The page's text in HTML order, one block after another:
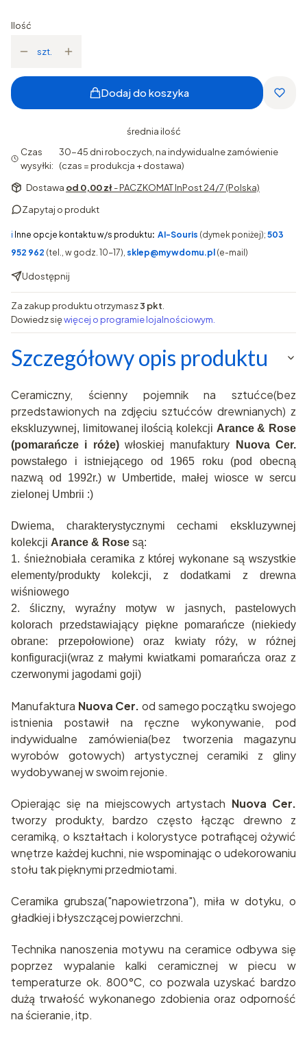
Ilość
szt.
Dodaj do koszyka
średnia ilość
Czas
wysyłki:
30-45 dni roboczych, na indywidualne zamówienie
(czas = produkcja + dostawa)
Dostawa od 0,00 zł- PACZKOMAT InPost 24/7 (Polska)
Zapytaj o produkt
ℹ️ Inne opcje kontaktu w/s produktu: AI-Souris (dymek poniżej); 503
952 962 (tel., w godz. 10-17), sklep@mywdomu.pl (e-mail)
Udostępnij
Za zakup produktu otrzymasz3 pkt.
Dowiedz sięwięcej o programie lojalnościowym.
Szczegółowy opis produktu
Ceramiczny, ścienny pojemnik na sztućce(bez
przedstawionych na zdjęciu sztućców drewnianych) z
ekskluzywnej, limitowanej ilością kolekcji Arance & Rose
(pomarańcze i róże)włoskiej manufaktury
Nuova Cer.
powstałego i istniejącego od 1965 roku (pod obecną
nazwą od 1992r.) w Umbertide, małej wiosce w sercu
zielonej Umbrii :)
Dwiema, charakterystycznymi cechami ekskluzywnej
kolekcji Arance & Rose są:
1. śnieżnobiała ceramika z której wykonane są wszystkie
elementy/produkty kolekcji, z dodatkami z drewna
wiśniowego
2. śliczny, wyraźny motyw w jasnych, pastelowych
kolorach przedstawiający piękne pomarańcze (niekiedy
obrane: przepołowione) oraz kwiaty róży, w różnej
konfiguracji(wraz z małymi kwiatkami pomarańcza oraz z
czerwonymi jagodami goji)
Manufaktura Nuova Cer. od samego początku swojego
istnienia postawił na ręczne wykonywanie, pod
indywidualne zamówienia(bez tworzenia magazynu
wyrobów gotowych) artystycznej ceramiki z gliny
wydobywanej w swoim rejonie.
Opierając się na miejscowych artystach Nuova Cer.
tworzy produkty, bardzo często łącząc drewno z
ceramiką, o kształtach i kolorystyce potrafiącej ożywić
wnętrze każdej kuchni, nie wspominając o udekorowaniu
stołu tak pięknymi przedmiotami.
Ceramika grubsza("napowietrzona"), miła w dotyku, o
gładkiej i błyszczącej powierzchni.
Technika nanoszenia motywu na ceramice odbywa się
poprzez wypalanie kalki ceramicznej w piecu w
temperaturze ok. 800°C, co pozwala uzyskać bardzo
dużą trwałość wykonanego zdobienia oraz odporność
na ścieranie, itp.